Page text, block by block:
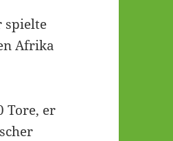
spielte
Afrika
Tore, er